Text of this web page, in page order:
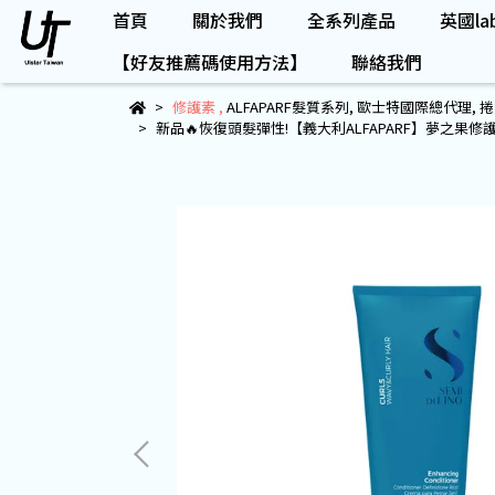
首頁 關於我們 全系列產品
英國
【好友推薦碼使用方法】
聯絡我們
修護素, ALFAPARF髮質系列, 歐士特國際總代理,
新品🔥恢復頭髮彈性!【義大利ALFAPARF】夢之果修